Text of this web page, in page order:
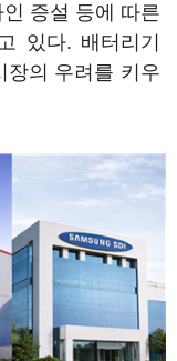
증설 등에 따른
있다. 배터리기
장의 우려를 키우